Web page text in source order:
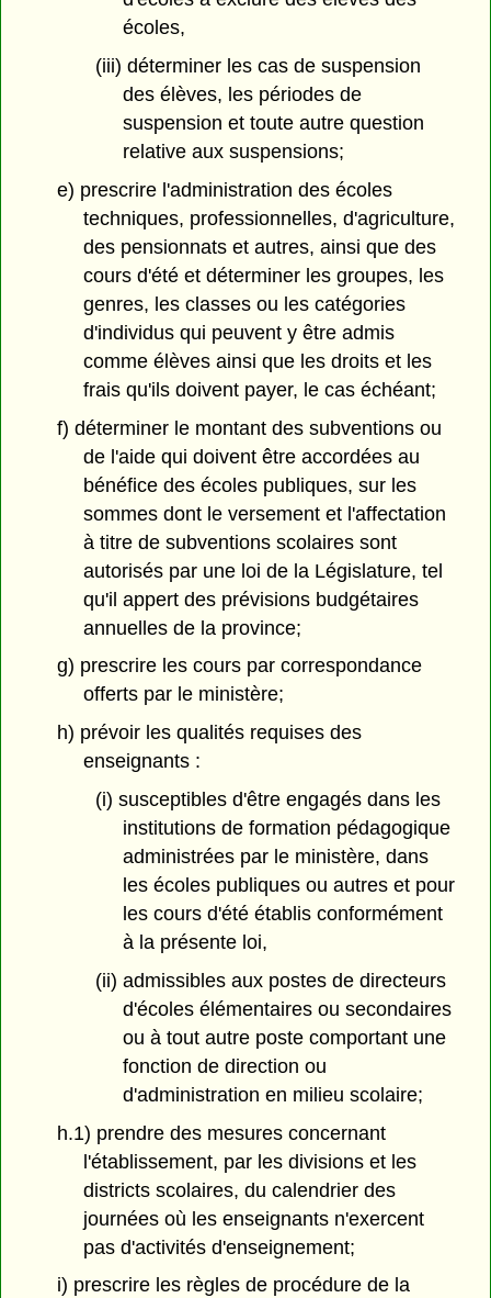
écoles,
(iii) déterminer les cas de suspension
des élèves, les périodes de
suspension et toute autre question
relative aux suspensions;
e) prescrire l'administration des écoles
techniques, professionnelles, d'agriculture,
des pensionnats et autres, ainsi que des
cours d'été et déterminer les groupes, les
genres, les classes ou les catégories
d'individus qui peuvent y être admis
comme élèves ainsi que les droits et les
frais qu'ils doivent payer, le cas échéant;
f) déterminer le montant des subventions ou
de l'aide qui doivent être accordées au
bénéfice des écoles publiques, sur les
sommes dont le versement et l'affectation
à titre de subventions scolaires sont
autorisés par une loi de la Législature, tel
qu'il appert des prévisions budgétaires
annuelles de la province;
g) prescrire les cours par correspondance
offerts par le ministère;
h) prévoir les qualités requises des
enseignants :
(i) susceptibles d'être engagés dans les
institutions de formation pédagogique
administrées par le ministère, dans
les écoles publiques ou autres et pour
les cours d'été établis conformément
à la présente loi,
(ii) admissibles aux postes de directeurs
d'écoles élémentaires ou secondaires
ou à tout autre poste comportant une
fonction de direction ou
d'administration en milieu scolaire;
h.1) prendre des mesures concernant
l'établissement, par les divisions et les
districts scolaires, du calendrier des
journées où les enseignants n'exercent
pas d'activités d'enseignement;
i) prescrire les règles de procédure de la